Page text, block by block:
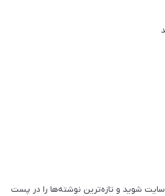
شوید و تازه‌ترین نوشته‌ها را در پست